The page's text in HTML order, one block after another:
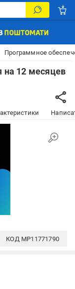
Программное
на 12 месяцев
КОД MP11771790